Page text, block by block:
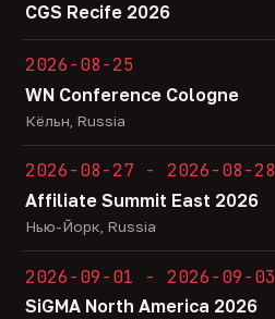
CGS Recife 2026
2026-08-25
WN Conference Cologne
Кёльн, Russia
2026-08-27 - 2026-08-28
Affiliate Summit East 2026
Нью-Йорк, Russia
2026-09-01 - 2026-09-03
SiGMA North America 2026